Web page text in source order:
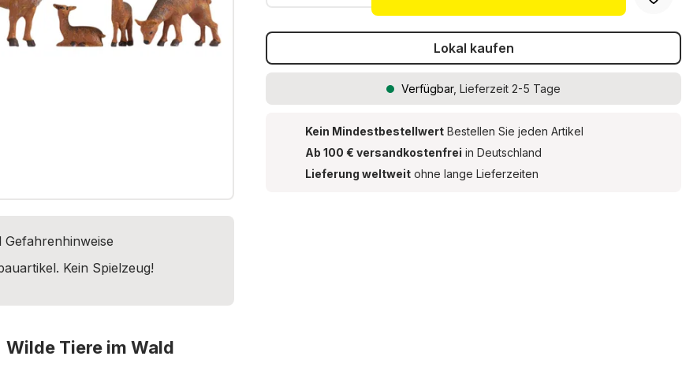
Lokal kaufen
Verfügbar, Lieferzeit 2-5 Tage
Kein Mindestbestellwert Bestellen Sie jeden Artikel
Ab 100 € versandkostenfrei in Deutschland
Lieferung weltweit ohne lange Lieferzeiten
Kein Spielzeug!
Wilde Tiere im Wald